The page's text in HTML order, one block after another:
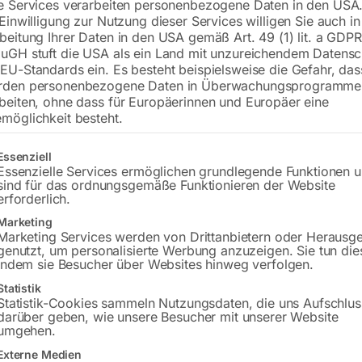
€ 6,00
inkl. MwSt. zzgl.Versandkosten
Lieferzeit:ca. 2 - 3 Tage
Bitte beachten Sie: Die Versandkosten
In den
Sie haben
Gerne
Services verarbeiten personenbezogene Daten in den
zur Nutzung dieser Services willigen Sie auch
Ihrer Daten in den USA gemäß Art. 49 (1) lit. a
stuft die USA als ein Land mit unzureichendem
Standards ein. Es besteht beispielsweise die Gefahr,
personenbezogene Daten in
ohne dass für Europäerinnen und Europäer eine
besteht.
eine Liste der Service-Gruppen, für die eine Einwilligung erteilt
Services ermöglichen grundlegende Funktionen
für das ordnungsgemäße Funktionieren der Website
Services werden von Drittanbietern oder
um personalisierte Werbung anzuzeigen. Sie tun
sie Besucher über Websites hinweg verfolgen.
Cookies sammeln Nutzungsdaten, die uns
geben, wie unsere Besucher mit unserer Website
Medien